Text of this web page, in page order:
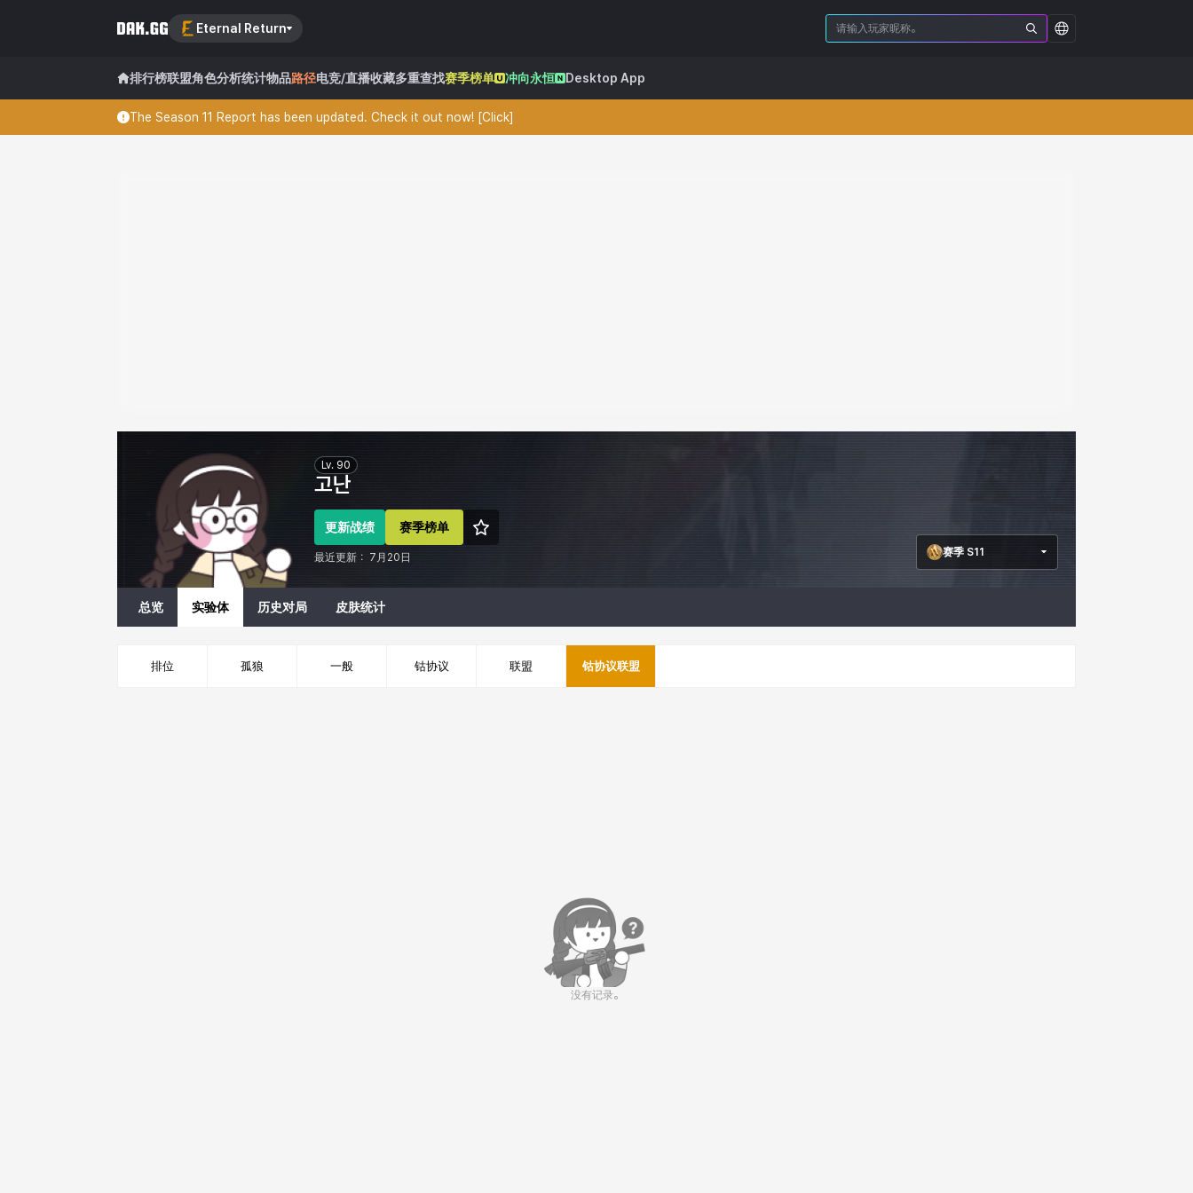
Eternal Return
排行榜联盟角色分析统计物品路径电竞/直播收藏多重查找赛季榜单 冲向永恒 Desktop App
The Season 11 Report has been updated. Check it out now! [Click]
고난
Lv. 90
更新战绩 赛季榜单
最近更新： 7月20日 赛季 S11
总览 实验体 历史对局 皮肤统计
排位 孤狼 一般 钴协议 联盟 钴协议联盟
没有记录。